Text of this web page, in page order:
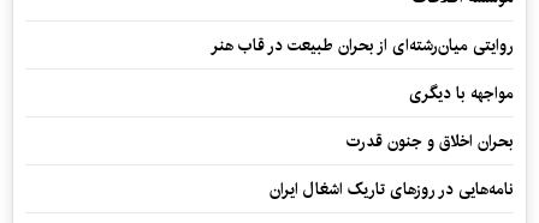
روایتی میان‌رشته‌ای از بحران طبیعت در قاب هنر
مواجهه با دیگری
بحران اخلاق و جنون قدرت
نامه‌هایی در روزهای تاریک اشغال ایران